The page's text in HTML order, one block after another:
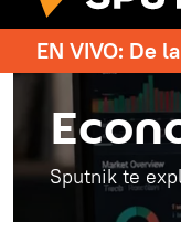
EN VIVO: De
Sputnik te